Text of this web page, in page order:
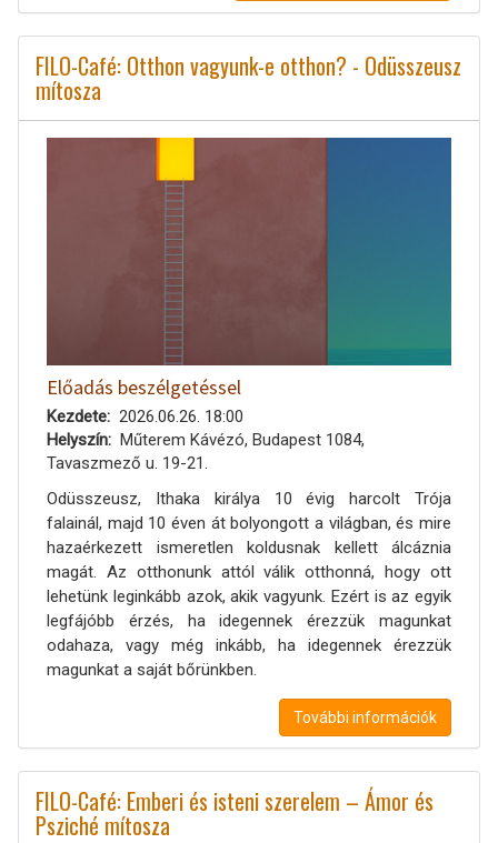
FILO-Café: Otthon vagyunk-e otthon? - Odüsszeusz
mítosza
Előadás beszélgetéssel
Kezdete
2026.06.26. 18:00
Helyszín
Műterem Kávézó, Budapest 1084,
Tavaszmező u. 19-21.
Odüsszeusz, Ithaka királya 10 évig harcolt Trója
falainál, majd 10 éven át bolyongott a világban, és mire
hazaérkezett ismeretlen koldusnak kellett álcáznia
magát. Az otthonunk attól válik otthonná, hogy ott
lehetünk leginkább azok, akik vagyunk. Ezért is az egyik
legfájóbb érzés, ha idegennek érezzük magunkat
odahaza, vagy még inkább, ha idegennek érezzük
magunkat a saját bőrünkben.
További információk
FILO-Café: Emberi és isteni szerelem – Ámor és
Psziché mítosza